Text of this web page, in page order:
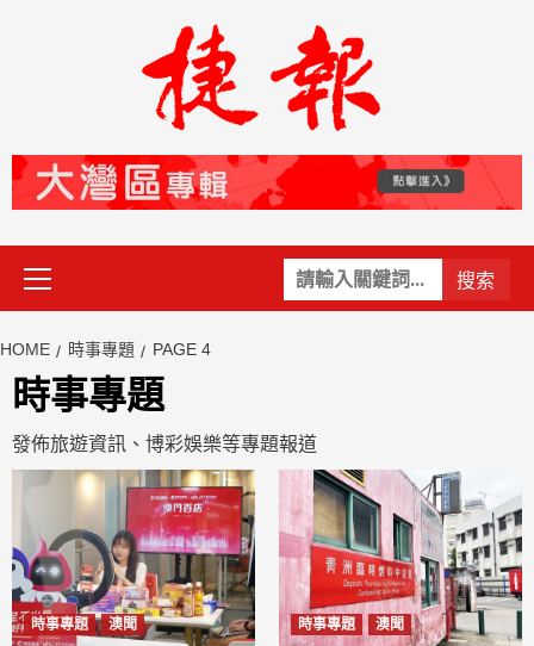
關
鍵
Primary
Menu
HOME 時事專題 PAGE 4
時事專題
發佈旅遊資訊、博彩娛樂等專題報道
時事專題 澳聞 時事專題 澳聞